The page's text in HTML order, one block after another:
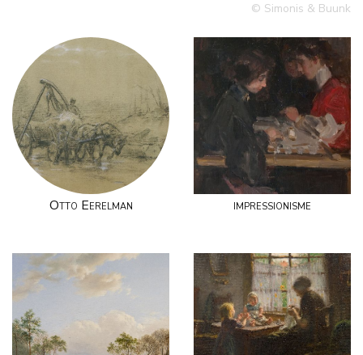
© Simonis & Buunk
Otto Eerelman impressionisme